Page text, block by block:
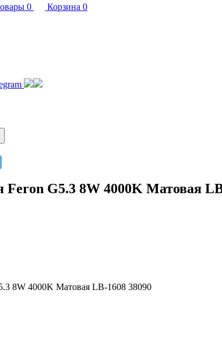
0 Корзина 0
Feron G5.3 8W 4000K Матовая
8W 4000K Матовая LB-1608 38090